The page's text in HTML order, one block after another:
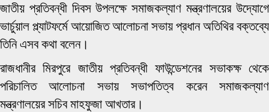
জাতীয় প্রতিবন্ধী দিবস উপলক্ষে সমাজকল্যাণ মন্ত্রণালয়ের উদ্যোগে
ভার্চুয়াল প্ল্যাটফর্মে আয়োজিত আলোচনা সভায় প্রধান অতিথির বক্তব্যে
তিনি এসব কথা বলেন।
রাজধানীর মিরপুরে জাতীয় প্রতিবন্ধী ফাউন্ডেশনের সভাকক্ষ থেকে
পরিচালিত আলোচনা সভায় সভাপতিত্ব করেন সমাজকল্যাণ
মন্ত্রণালয়ের সচিব মাহফুজা আখতার।